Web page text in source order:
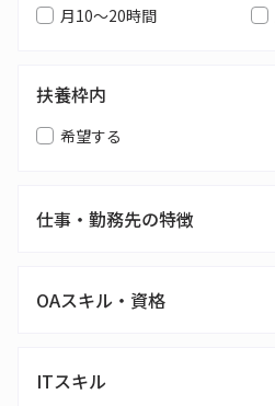
月10～20時間
扶養枠内
希望する
仕事・勤務先の特徴
OAスキル・資格
ITスキル